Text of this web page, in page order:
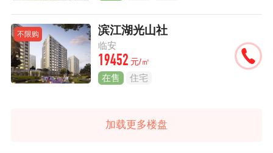
不限购 滨江湖光山社
临安
19452 元/㎡
在售 住宅
加载更多楼盘